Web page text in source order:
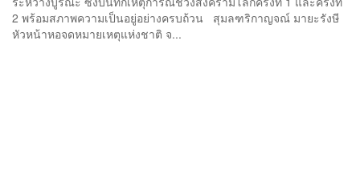
2 พร้อมสภาพความเป็นอยู่อย่างครบถ้วน สุมลฑริกาญจณ์ มายะรังษี
หัวหน้าหอจดหมายเหตุแห่งชาติ จ...